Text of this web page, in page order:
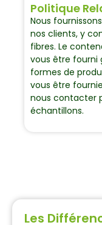
Politique
Nous
nos clients, y
fibres. Le
vous être fourni
formes de
vous être
nous contacter
échantillons.
Les